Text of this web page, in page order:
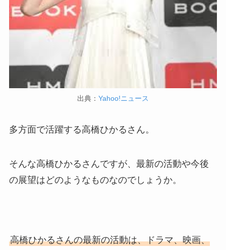
出典： Yahoo!ニュース
多方面で活躍する高橋ひかるさん。
そんな高橋ひかるさんですが、最新の活動や今後
の展望はどのようなものなのでしょうか。
高橋ひかるさんの最新の活動は、ドラマ、映画、